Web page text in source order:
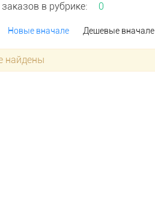
в рубрике: 0
Новые вначале Дешевые вначале
найдены